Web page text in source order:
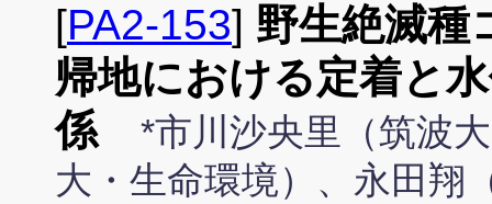
[PA2-153] 野生絶滅種
帰地における定着と
係
*市川沙央里（筑波
大・生命環境）、永田翔